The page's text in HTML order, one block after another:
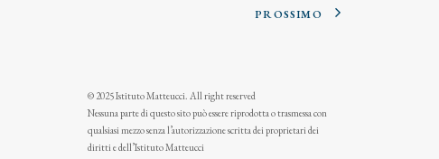
PROSSIMO
© 2025 Istituto Matteucci. All right reserved
Nessuna parte di questo sito può essere riprodotta o trasmessa con
qualsiasi mezzo senza l’autorizzazione scritta dei proprietari dei
diritti e dell’Istituto Matteucci